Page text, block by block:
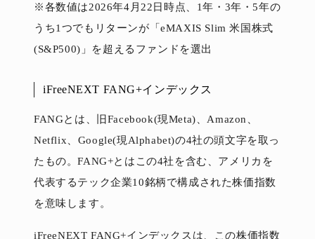
※各数値は2026年4月22日時点、1年・3年・5年の
うち1つでもリターンが「eMAXIS Slim 米国株式
(S&P500)」を超えるファンドを選出
iFreeNEXT FANG+インデックス
FANGとは、旧Facebook(現Meta)、Amazon、
Netflix、Google(現Alphabet)の4社の頭文字を取っ
たもの。FANG+とはこの4社を含む、アメリカを
代表するテック企業10銘柄で構成された株価指数
を意味します。
iFreeNEXT FANG+インデックスは、この株価指数